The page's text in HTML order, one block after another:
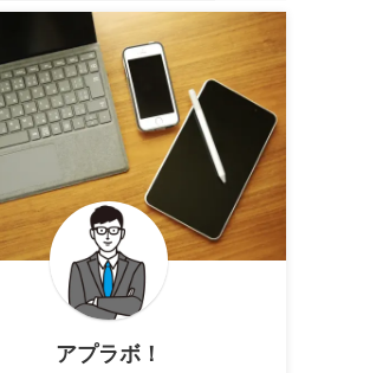
アプラボ！